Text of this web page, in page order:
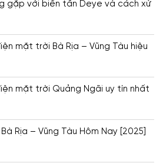
gặp với biến tần Deye và cách xử
mặt trời Bà Rịa – Vũng Tàu hiệu
mặt trời Quảng Ngãi uy tín nhất
Rịa – Vũng Tàu Hôm Nay [2025]